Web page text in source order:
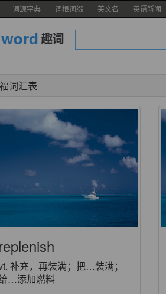
词源字典 词根词缀 英文名 英语新闻
词汇表
补充，再装满；把…装满；
…添加燃料